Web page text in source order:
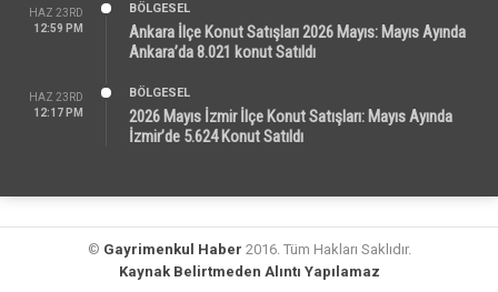
HAZ 23RD
12:59 PM
BÖLGESEL
Ankara İlçe Konut Satışları 2026 Mayıs: Mayıs Ayında
Ankara’da 8.021 konut Satıldı
HAZ 23RD
12:17 PM
BÖLGESEL
2026 Mayıs İzmir İlçe Konut Satışları: Mayıs Ayında
İzmir’de 5.624 Konut Satıldı
© Gayrimenkul Haber 2016. Tüm Hakları Saklıdır.
Kaynak Belirtmeden Alıntı Yapılamaz